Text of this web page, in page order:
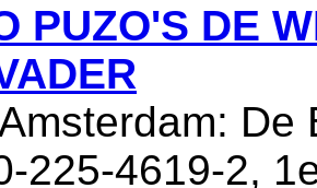
PUZO'S DE
225-4619-2,